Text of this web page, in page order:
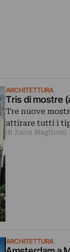
ARCHITETTURA
Tris di mostre
Tre nuove
attirare tutti i
di Zaira Magliozzi
ARCHITETTURA